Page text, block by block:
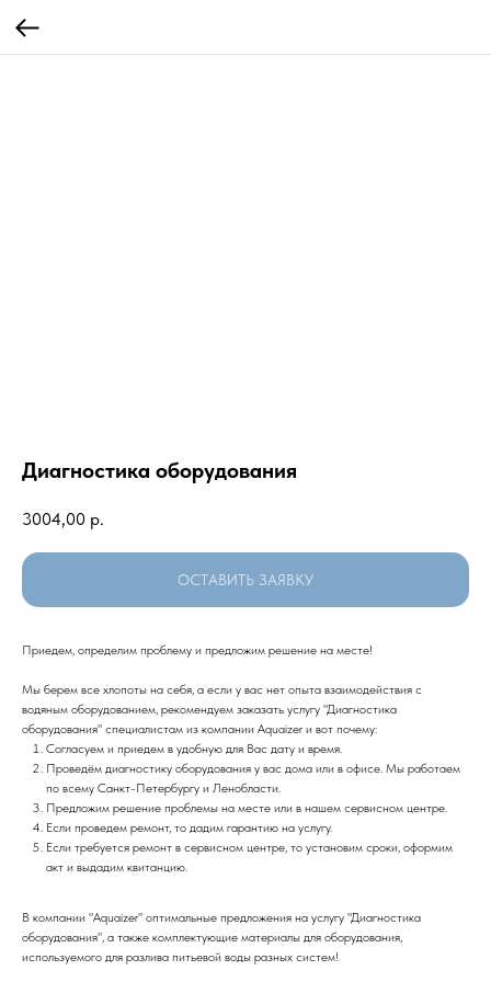
Диагностика оборудования
3004,00 р.
ОСТАВИТЬ ЗАЯВКУ
Приедем, определим проблему и предложим решение на месте!
Мы берем все хлопоты на себя, а если у вас нет опыта взаимодействия с
водяным оборудованием, рекомендуем заказать услугу "Диагностика
оборудования" специалистам из компании Aquaizer и вот почему:
Согласуем и приедем в удобную для Вас дату и время.
Проведём диагностику оборудования у вас дома или в офисе. Мы работаем
по всему Санкт-Петербургу и Ленобласти.
Предложим решение проблемы на месте или в нашем сервисном центре.
Если проведем ремонт, то дадим гарантию на услугу.
Если требуется ремонт в сервисном центре, то установим сроки, оформим
акт и выдадим квитанцию.
В компании "Aquaizer" оптимальные предложения на услугу "Диагностика
оборудования", а также комплектующие материалы для оборудования,
используемого для разлива питьевой воды разных систем!